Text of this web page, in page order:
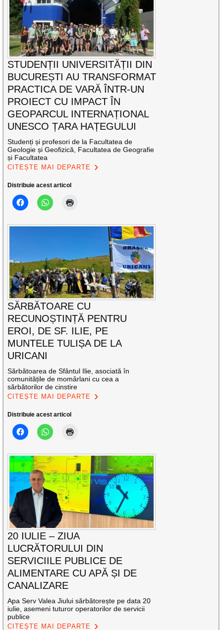
STUDENȚII UNIVERSITĂȚII DIN
BUCUREȘTI AU TRANSFORMAT
PRACTICA DE VARĂ ÎNTR-UN
PROIECT CU IMPACT ÎN
GEOPARCUL INTERNAȚIONAL
UNESCO ȚARA HAȚEGULUI
Studenți și profesori de la Facultatea de
Geologie și Geofizică, Facultatea de Geografie
și Facultatea
CITEȘTE MAI DEPARTE
Distribuie acest articol
SĂRBĂTOARE CU
RECUNOȘTINȚĂ PENTRU
EROI, DE SF. ILIE, PE
MUNTELE TULIȘA DE LA
URICANI
Sărbătoarea de Sfântul Ilie, asociată în
comunitățile de momârlani cu cea a
sărbătorilor de cinstire
CITEȘTE MAI DEPARTE
Distribuie acest articol
20 IULIE – ZIUA
LUCRĂTORULUI DIN
SERVICIILE PUBLICE DE
ALIMENTARE CU APĂ ȘI DE
CANALIZARE
Apa Serv Valea Jiului sărbătorește pe data 20
iulie, asemeni tuturor operatorilor de servicii
publice
CITEȘTE MAI DEPARTE